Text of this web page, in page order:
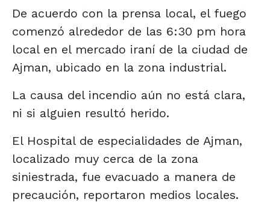
De acuerdo con la prensa local, el fuego
comenzó alrededor de las 6:30 pm hora
local en el mercado iraní de la ciudad de
Ajman, ubicado en la zona industrial.
La causa del incendio aún no está clara,
ni si alguien resultó herido.
El Hospital de especialidades de Ajman,
localizado muy cerca de la zona
siniestrada, fue evacuado a manera de
precaución, reportaron medios locales.